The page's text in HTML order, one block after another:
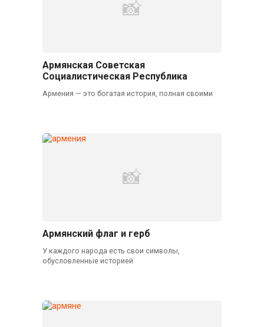
Армянская Советская
Социалистическая Республика
Армения — это богатая история, полная своими
Армянский флаг и герб
У каждого народа есть свои символы,
обусловленные историей